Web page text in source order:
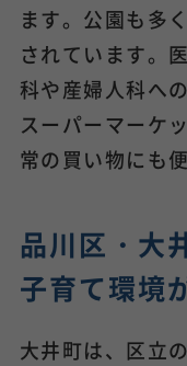
ます。公園も多
されています。
科や産婦人科へ
スーパーマーケ
常の買い物にも
品川区・大
子育て環境
大井町は、区立